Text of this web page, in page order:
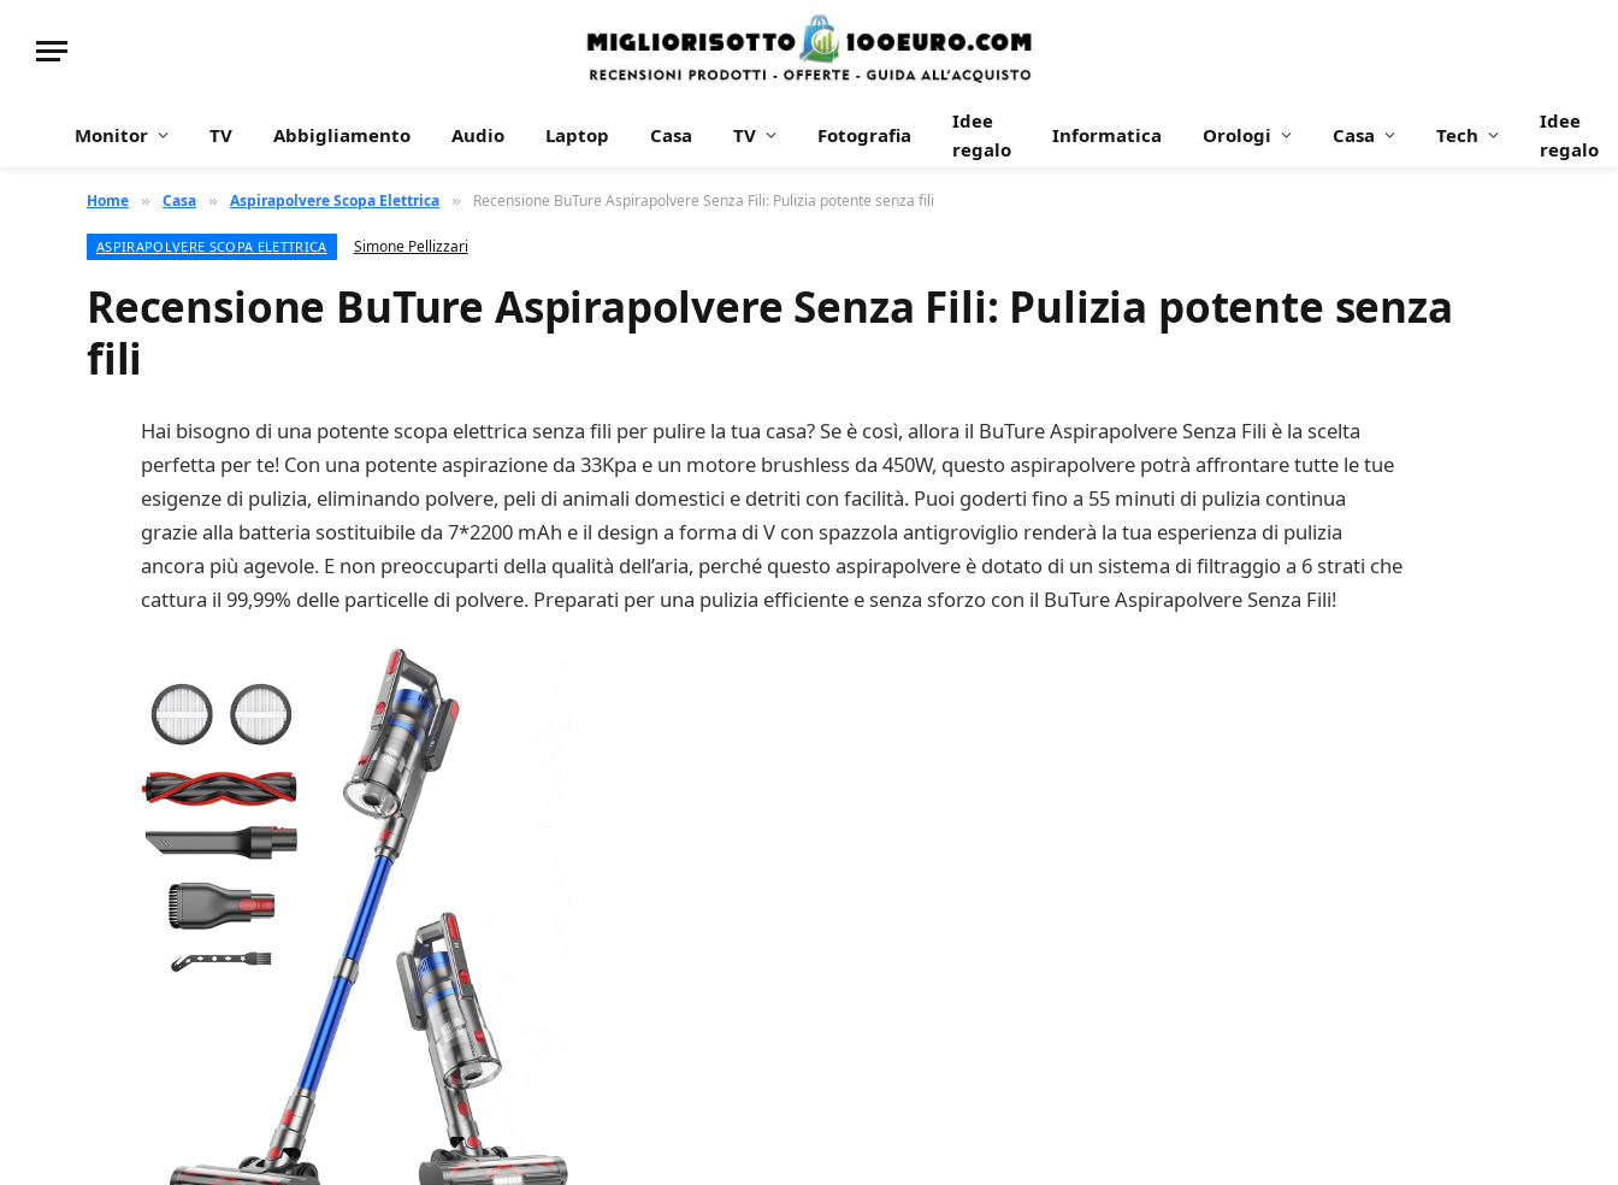
Monitor TV Abbigliamento Audio Laptop Casa TV Fotografia
Idee
regalo
Informatica Orologi Casa Tech
Idee
regalo
Home » Casa » Aspirapolvere Scopa Elettrica » Recensione BuTure Aspirapolvere Senza Fili: Pulizia potente senza fili
ASPIRAPOLVERE SCOPA ELETTRICA Simone Pellizzari
Recensione BuTure Aspirapolvere Senza Fili: Pulizia potente senza
fili
Hai bisogno di una potente scopa elettrica senza fili per pulire la tua casa? Se è così, allora il BuTure Aspirapolvere Senza Fili è la scelta
perfetta per te! Con una potente aspirazione da 33Kpa e un motore brushless da 450W, questo aspirapolvere potrà affrontare tutte le tue
esigenze di pulizia, eliminando polvere, peli di animali domestici e detriti con facilità. Puoi goderti fino a 55 minuti di pulizia continua
grazie alla batteria sostituibile da 7*2200 mAh e il design a forma di V con spazzola antigroviglio renderà la tua esperienza di pulizia
ancora più agevole. E non preoccuparti della qualità dell’aria, perché questo aspirapolvere è dotato di un sistema di filtraggio a 6 strati che
cattura il 99,99% delle particelle di polvere. Preparati per una pulizia efficiente e senza sforzo con il BuTure Aspirapolvere Senza Fili!